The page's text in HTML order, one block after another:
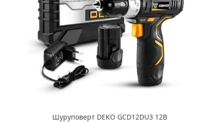
Шуруповерт DEKO GCD12DU3 12В